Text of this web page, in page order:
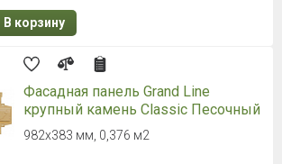
В корзину
Фасадная панель Grand Line
крупный камень Classic Песочный
982х383 мм, 0,376 м2